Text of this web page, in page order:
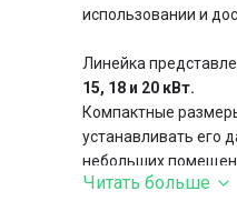
использовании и
Линейка
15, 18 и 20 кВт.
Компактные
устанавливать его
небольших
Читать больше